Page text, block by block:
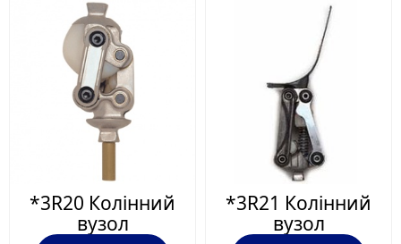
*3R20 Колінний
вузол
*3R21 Колінний
вузол